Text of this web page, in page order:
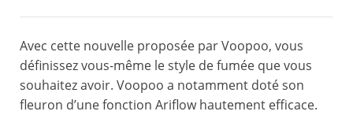
Avec cette nouvelle proposée par Voopoo, vous
définissez vous-même le style de fumée que vous
souhaitez avoir. Voopoo a notamment doté son
fleuron d’une fonction Ariflow hautement efficace.